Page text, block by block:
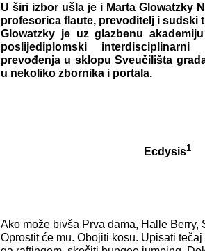
U širi izbor ušla je i Marta Glowatzky
profesorica flaute, prevoditelj i sudski
Glowatzky je uz glazbenu
poslijediplomski interdisciplinarni
prevođenja u sklopu Sveučilišta
u nekoliko zbornika i portala.
Ecdysis1
Ako može bivša Prva dama, Halle Berry,
Oprostit će mu. Obojiti kosu. Upisati